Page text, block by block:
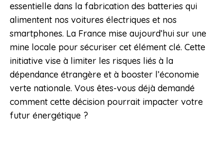
essentielle dans la fabrication des batteries qui
alimentent nos voitures électriques et nos
smartphones. La France mise aujourd’hui sur une
mine locale pour sécuriser cet élément clé. Cette
initiative vise à limiter les risques liés à la
dépendance étrangère et à booster l’économie
verte nationale. Vous êtes-vous déjà demandé
comment cette décision pourrait impacter votre
futur énergétique ?